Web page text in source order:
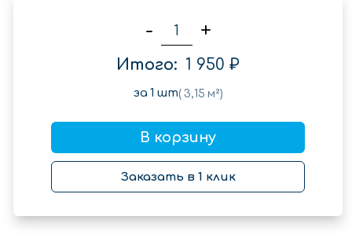
- +
Итого: 1 950 ₽
за 1 шт( 3,15 м²)
В корзину
Заказать в 1 клик